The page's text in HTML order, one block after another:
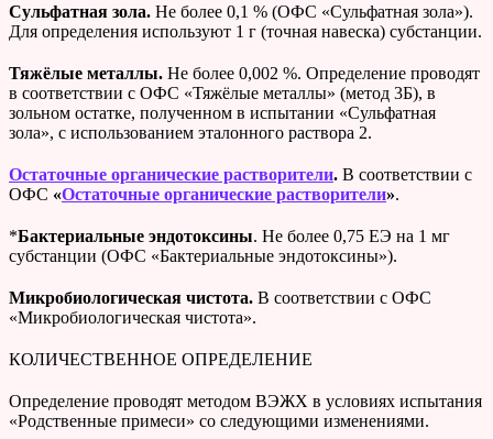
Сульфатная зола. Не более 0,1 % (ОФС «Сульфатная зола»).
Для определения используют 1 г (точная навеска) субстанции.
Тяжёлые металлы. Не более 0,002 %. Определение проводят
в соответствии с ОФС «Тяжёлые металлы» (метод 3Б), в
зольном остатке, полученном в испытании «Сульфатная
зола», с использованием эталонного раствора 2.
Остаточные органические растворители. В соответствии с
ОФС «Остаточные органические растворители».
*Бактериальные эндотоксины. Не более 0,75 ЕЭ на 1 мг
субстанции (ОФС «Бактериальные эндотоксины»).
Микробиологическая чистота. В соответствии с ОФС
«Микробиологическая чистота».
КОЛИЧЕСТВЕННОЕ ОПРЕДЕЛЕНИЕ
Определение проводят методом ВЭЖХ в условиях испытания
«Родственные примеси» со следующими изменениями.